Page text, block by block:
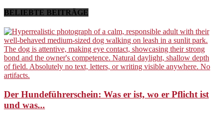
BELIEBTE BEITRÄGE
Der Hundeführerschein: Was er ist, wo er Pflicht ist
und was...